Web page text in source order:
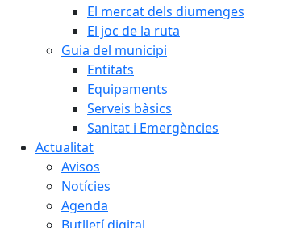
El mercat dels diumenges
El joc de la ruta
Guia del municipi
Entitats
Equipaments
Serveis bàsics
Sanitat i Emergències
Actualitat
Avisos
Notícies
Agenda